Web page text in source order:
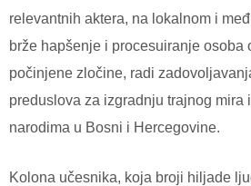
relevantnih aktera, na lokalnom i
brže hapšenje i procesuiranje osoba
počinjene zločine, radi
preduslova za izgradnju trajnog mira
narodima u Bosni i Hercegovine.
Kolona učesnika, koja broji hiljade